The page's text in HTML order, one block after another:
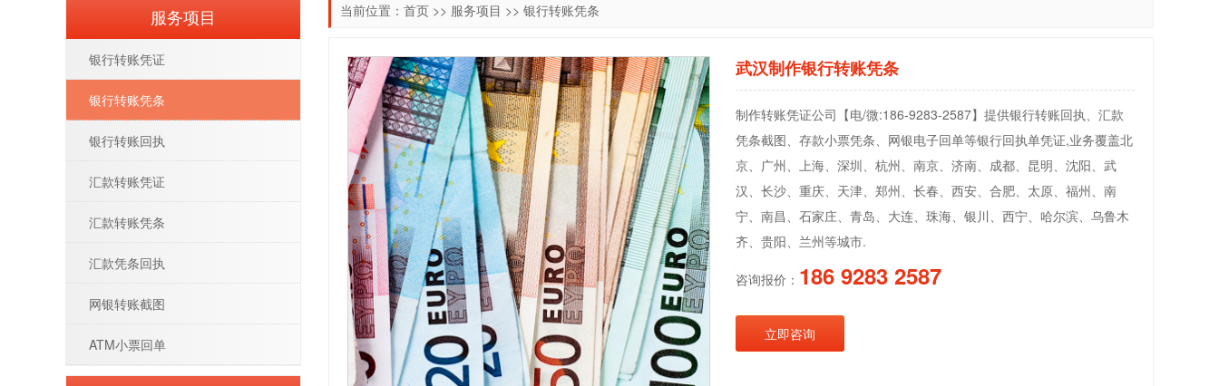
当前位置： 首页 >> 服务项目 >> 银行转账凭条
武汉制作银行转账凭条
制作转账凭证公司【电/微:186-9283-2587】提供银行转账回执、汇款
凭条截图、存款小票凭条、网银电子回单等银行回执单凭证,业务覆盖北
京、广州、上海、深圳、杭州、南京、济南、成都、昆明、沈阳、武
汉、长沙、重庆、天津、郑州、长春、西安、合肥、太原、福州、南
宁、南昌、石家庄、青岛、大连、珠海、银川、西宁、哈尔滨、乌鲁木
齐、贵阳、兰州等城市.
咨询报价： 186 9283 2587
立即咨询
服务项目
银行转账凭证
银行转账凭条
银行转账回执
汇款转账凭证
汇款转账凭条
汇款凭条回执
网银转账截图
ATM小票回单